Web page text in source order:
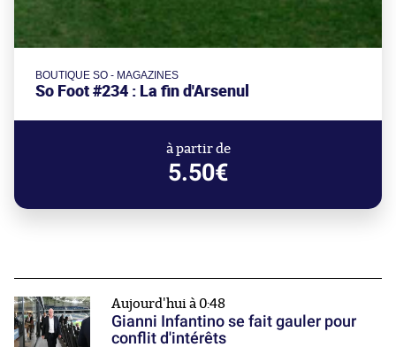
BOUTIQUE SO - MAGAZINES
So Foot #234 : La fin d'Arsenul
à partir de
5.50€
Aujourd'hui à 0:48
Gianni Infantino se fait gauler pour
conflit d'intérêts